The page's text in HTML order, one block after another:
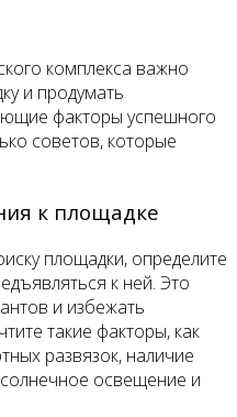
комплекса важно
и продумать
факторы успешного
советов, которые
к площадке
площадки, определите
к ней. Это
и избежать
такие факторы, как
развязок, наличие
освещение и